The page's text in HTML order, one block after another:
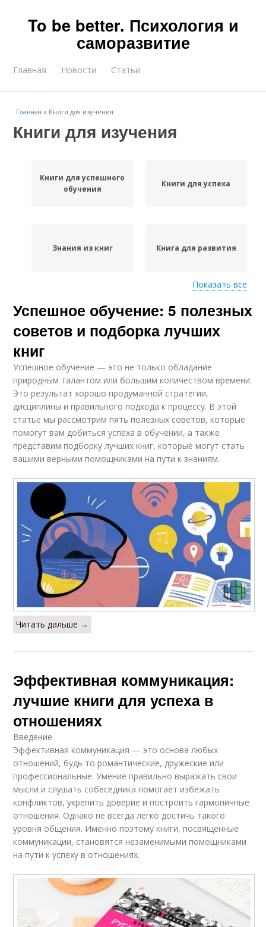
To be better. Психология и
саморазвитие
Главная Новости Статьи
Главная » Книги для изучения
Книги для изучения
Книги для успешного
обучения
Книги для успеха
Знания из книг Книга для развития
Популярные книги Книги на тему
Показать все
Успешное обучение: 5 полезных
советов и подборка лучших
книг
Успешное обучение — это не только обладание
природным талантом или большим количеством времени.
Это результат хорошо продуманной стратегии,
дисциплины и правильного подхода к процессу. В этой
статье мы рассмотрим пять полезных советов, которые
помогут вам добиться успеха в обучении, а также
представим подборку лучших книг, которые могут стать
вашими верными помощниками на пути к знаниям.
Читать дальше →
Эффективная коммуникация:
лучшие книги для успеха в
отношениях
Введение
Эффективная коммуникация — это основа любых
отношений, будь то романтические, дружеские или
профессиональные. Умение правильно выражать свои
мысли и слушать собеседника помогает избежать
конфликтов, укрепить доверие и построить гармоничные
отношения. Однако не всегда легко достичь такого
уровня общения. Именно поэтому книги, посвященные
коммуникации, становятся незаменимыми помощниками
на пути к успеху в отношениях.